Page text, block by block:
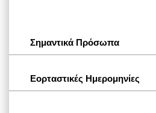
Σημαντικά Πρόσωπα
Εορταστικές Ημερομηνίες